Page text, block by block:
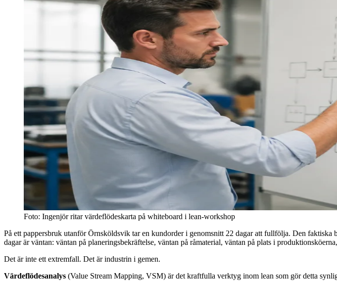
Foto: Ingenjör ritar värdeflödeskarta på whiteboard i lean-workshop
På ett pappersbruk utanför Örnsköldsvik tar en kundorder i genomsnitt 22 dagar att fullfölja. Den
dagar är väntan: väntan på planeringsbekräftelse, väntan på råmaterial, väntan på plats i
Det är inte ett extremfall. Det är industrin i gemen.
Värdeflödesanalys (Value Stream Mapping, VSM) är det kraftfulla verktyg inom lean som gör detta